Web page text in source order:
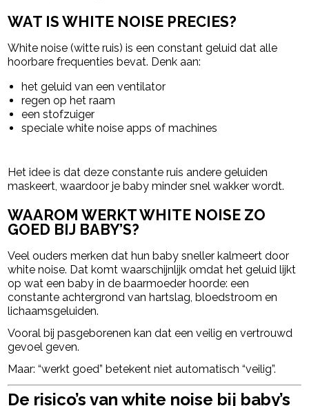
WAT IS WHITE NOISE PRECIES?
White noise (witte ruis) is een constant geluid dat alle
hoorbare frequenties bevat. Denk aan:
het geluid van een ventilator
regen op het raam
een stofzuiger
speciale white noise apps of machines
Het idee is dat deze constante ruis andere geluiden
maskeert, waardoor je baby minder snel wakker wordt.
WAAROM WERKT WHITE NOISE ZO
GOED BIJ BABY’S?
Veel ouders merken dat hun baby sneller kalmeert door
white noise. Dat komt waarschijnlijk omdat het geluid lijkt
op wat een baby in de baarmoeder hoorde: een
constante achtergrond van hartslag, bloedstroom en
lichaamsgeluiden.
Vooral bij pasgeborenen kan dat een veilig en vertrouwd
gevoel geven.
Maar: “werkt goed” betekent niet automatisch “veilig”.
De risico’s van white noise bij baby’s